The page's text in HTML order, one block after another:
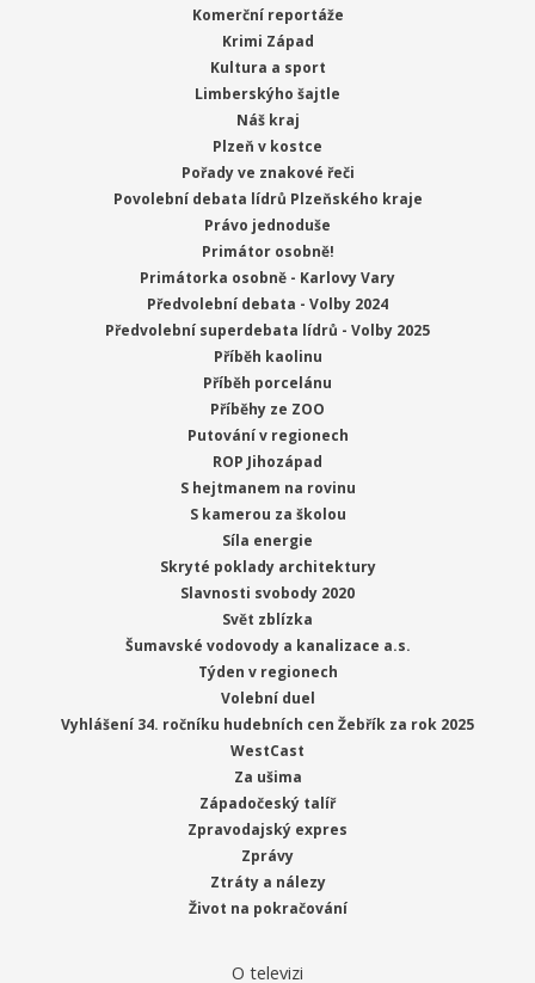
Komerční reportáže
Krimi Západ
Kultura a sport
Limberskýho šajtle
Náš kraj
Plzeň v kostce
Pořady ve znakové řeči
Povolební debata lídrů Plzeňského kraje
Právo jednoduše
Primátor osobně!
Primátorka osobně - Karlovy Vary
Předvolební debata - Volby 2024
Předvolební superdebata lídrů - Volby 2025
Příběh kaolinu
Příběh porcelánu
Příběhy ze ZOO
Putování v regionech
ROP Jihozápad
S hejtmanem na rovinu
S kamerou za školou
Síla energie
Skryté poklady architektury
Slavnosti svobody 2020
Svět zblízka
Šumavské vodovody a kanalizace a.s.
Týden v regionech
Volební duel
Vyhlášení 34. ročníku hudebních cen Žebřík za rok 2025
WestCast
Za ušima
Západočeský talíř
Zpravodajský expres
Zprávy
Ztráty a nálezy
Život na pokračování
O televizi